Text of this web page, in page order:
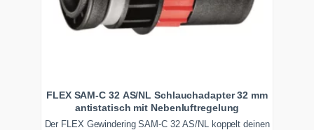
FLEX SAM-C 32 AS/NL Schlauchadapter 32 mm
antistatisch mit Nebenluftregelung
Der FLEX Gewindering SAM-C 32 AS/NL koppelt deinen